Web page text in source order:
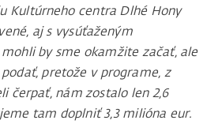
Kultúrneho centra Dlhé Hony
aj s vysúťaženým
by sme okamžite začať, ale
pretože v programe, z
čerpať, nám zostalo len 2,6
tam doplniť 3,3 milióna eur.